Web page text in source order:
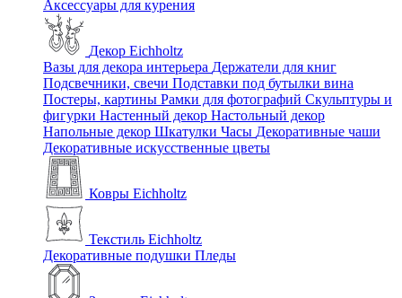
Аксессуары для курения
Декор Eichholtz
Вазы для декора интерьера Держатели для книг
Подсвечники, свечи Подставки под бутылки вина
Постеры, картины Рамки для фотографий Скульптуры и
фигурки Настенный декор Настольный декор
Напольные декор Шкатулки Часы Декоративные чаши
Декоративные искусственные цветы
Ковры Eichholtz
Текстиль Eichholtz
Декоративные подушки Пледы